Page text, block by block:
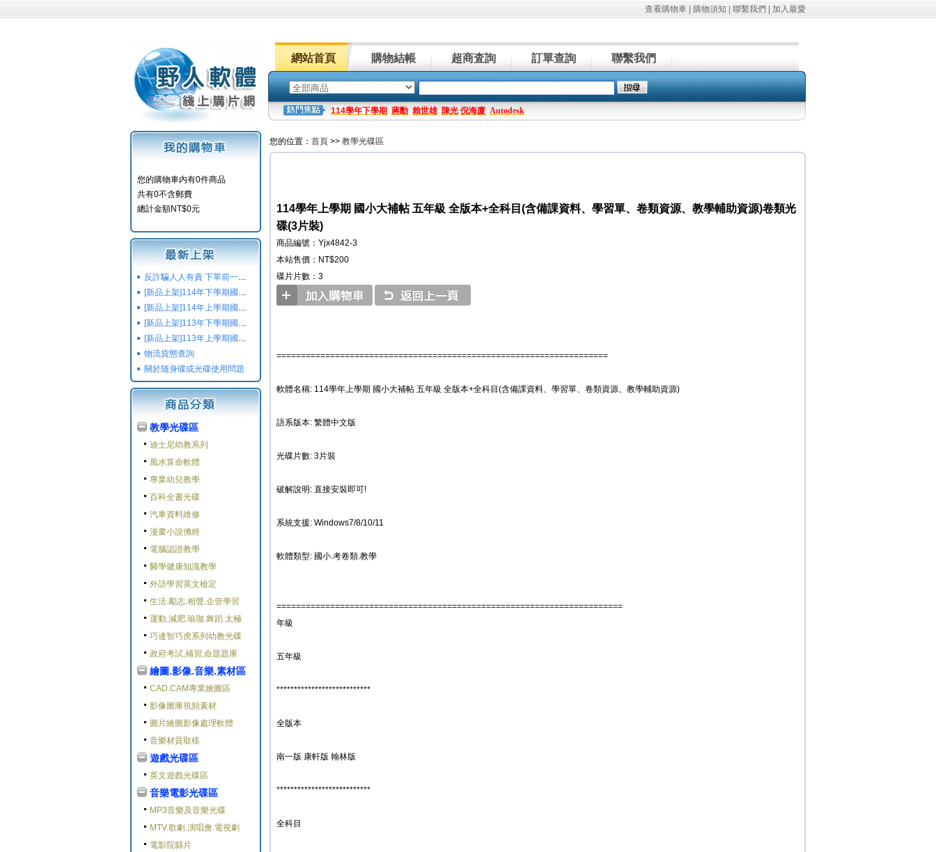
查看購物車 購物須知 聯繫我們 加入最愛
網站首頁 購物結帳 超商査詢 訂單查詢 聯繫我們
114學年下學期 蔣勳 賴世雄 陳光 倪海廈 Autodesk
您的購物車内有0件商品
共有0不含郵費
總計金額NT$0元
反詐騙人人有責 下單前一定要注意
[新品上架]114年下學期國小國中高中命題光碟,校用卷,習作
[新品上架]114年上學期國小國中高中命題光碟,校用卷,習作
[新品上架]113年下學期國小國中高中命題光碟,校用卷,習作
[新品上架]113年上學期國小國中高中命題光碟,校用卷,習作
物流貨態查詢
關於随身碟或光碟使用問題
教學光碟區
迪士尼幼教系列
風水算命軟體
專業幼兒教學
百科全書光碟
汽車資料維修
漫畫小說佛經
電腦認證教學
醫學健康知識教學
外語學習英文檢定
生活.勵志.相聲.企管學習
運動.減肥.瑜珈.舞蹈.太極
巧連智巧虎系列幼教光碟
政府考試,補習,命題題庫
繪圖.影像.音樂.素材區
CAD.CAM專業繪圖區
影像圖庫視頻素材
圖片繪圖影像處理軟體
音樂材質取樣
遊戲光碟區
英文遊戲光碟區
音樂電影光碟區
MP3音樂及音樂光碟
MTV.歌劇.演唱會.電視劇
電影院縣片
您的位置： 首頁 >> 教學光碟區
114學年上學期 國小大補帖 五年級 全版本+全科目(含備課資料、學習單、卷類資源、教學輔助資源)卷類光
碟(3片裝)
商品編號：Yjx4842-3
本站售價：NT$200
碟片片數：3
====================================================================
軟體名稱: 114學年上學期 國小大補帖 五年級 全版本+全科目(含備課資料、學習單、卷類資源、教學輔助資源)
語系版本: 繁體中文版
光碟片數: 3片裝
破解說明: 直接安裝即可!
系統支援: Windows7/8/10/11
軟體類型: 國小.考卷類.教學
=======================================================================
年級
五年級
***************************
全版本
南一版 康軒版 翰林版
***************************
全科目